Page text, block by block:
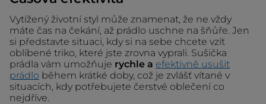
Vytížený životní styl může znamenat, že ne vždy
máte čas na čekání, až prádlo uschne na šňůře. Jen
si představte situaci, kdy si na sebe chcete vzít
oblíbené triko, které jste zrovna vyprali. Sušička
prádla vám umožňuje rychle a efektivně usušit
prádlo během krátké doby, což je zvlášť vítané v
situacích, kdy potřebujete čerstvé oblečení co
nejdříve.